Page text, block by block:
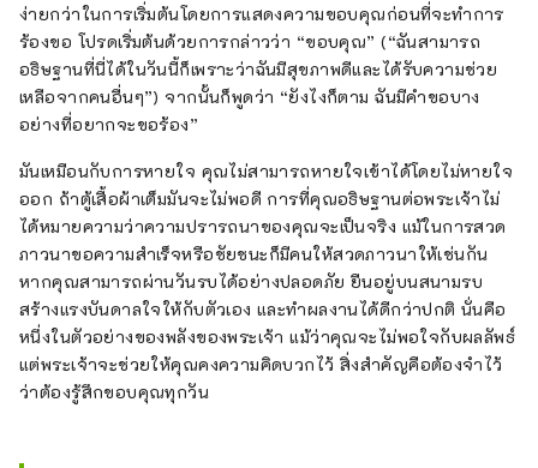
ง่ายกว่าในการเริ่มต้นโดยการแสดงความขอบคุณก่อนที่จะทำการ
ร้องขอ โปรดเริ่มต้นด้วยการกล่าวว่า “ขอบคุณ” (“ฉันสามารถ
อธิษฐานที่นี่ได้ในวันนี้ก็เพราะว่าฉันมีสุขภาพดีและได้รับความช่วย
เหลือจากคนอื่นๆ”) จากนั้นก็พูดว่า “ยังไงก็ตาม ฉันมีคำขอบาง
อย่างที่อยากจะขอร้อง”
มันเหมือนกับการหายใจ คุณไม่สามารถหายใจเข้าได้โดยไม่หายใจ
ออก ถ้าตู้เสื้อผ้าเต็มมันจะไม่พอดี การที่คุณอธิษฐานต่อพระเจ้าไม่
ได้หมายความว่าความปรารถนาของคุณจะเป็นจริง แม้ในการสวด
ภาวนาขอความสำเร็จหรือชัยชนะก็มีคนให้สวดภาวนาให้เช่นกัน
หากคุณสามารถผ่านวันรบได้อย่างปลอดภัย ยืนอยู่บนสนามรบ
สร้างแรงบันดาลใจให้กับตัวเอง และทำผลงานได้ดีกว่าปกติ นั่นคือ
หนึ่งในตัวอย่างของพลังของพระเจ้า แม้ว่าคุณจะไม่พอใจกับผลลัพธ์
แต่พระเจ้าจะช่วยให้คุณคงความคิดบวกไว้ สิ่งสำคัญคือต้องจำไว้
ว่าต้องรู้สึกขอบคุณทุกวัน